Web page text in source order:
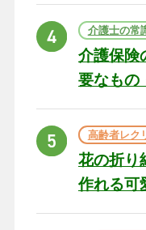
介護士の常
介護保険
要なもの
高齢者レク
花の折り
作れる可